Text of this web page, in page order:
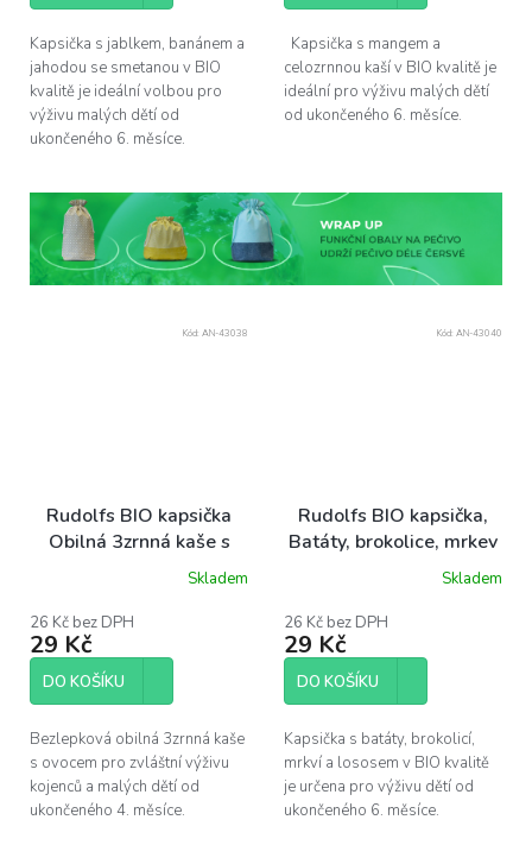
Kapsička s jablkem, banánem a
jahodou se smetanou v BIO
kvalitě je ideální volbou pro
výživu malých dětí od
ukončeného 6. měsíce.
Kapsička s mangem a
celozrnnou kaší v BIO kvalitě je
ideální pro výživu malých dětí
od ukončeného 6. měsíce.
Rudolfs BIO kapsička
Obilná 3zrnná kaše s
ovocem, 110 gSkladem
26 Kč bez DPH
29 Kč
DO KOŠÍKU
Bezlepková obilná 3zrnná kaše
s ovocem pro zvláštní výživu
kojenců a malých dětí od
ukončeného 4. měsíce.
Kód: AN-43038
Rudolfs BIO kapsička,
Batáty, brokolice, mrkev
s lososem 110 gSkladem
26 Kč bez DPH
29 Kč
DO KOŠÍKU
Kapsička s batáty, brokolicí,
mrkví a lososem v BIO kvalitě
je určena pro výživu dětí od
ukončeného 6. měsíce.
Kód: AN-43040